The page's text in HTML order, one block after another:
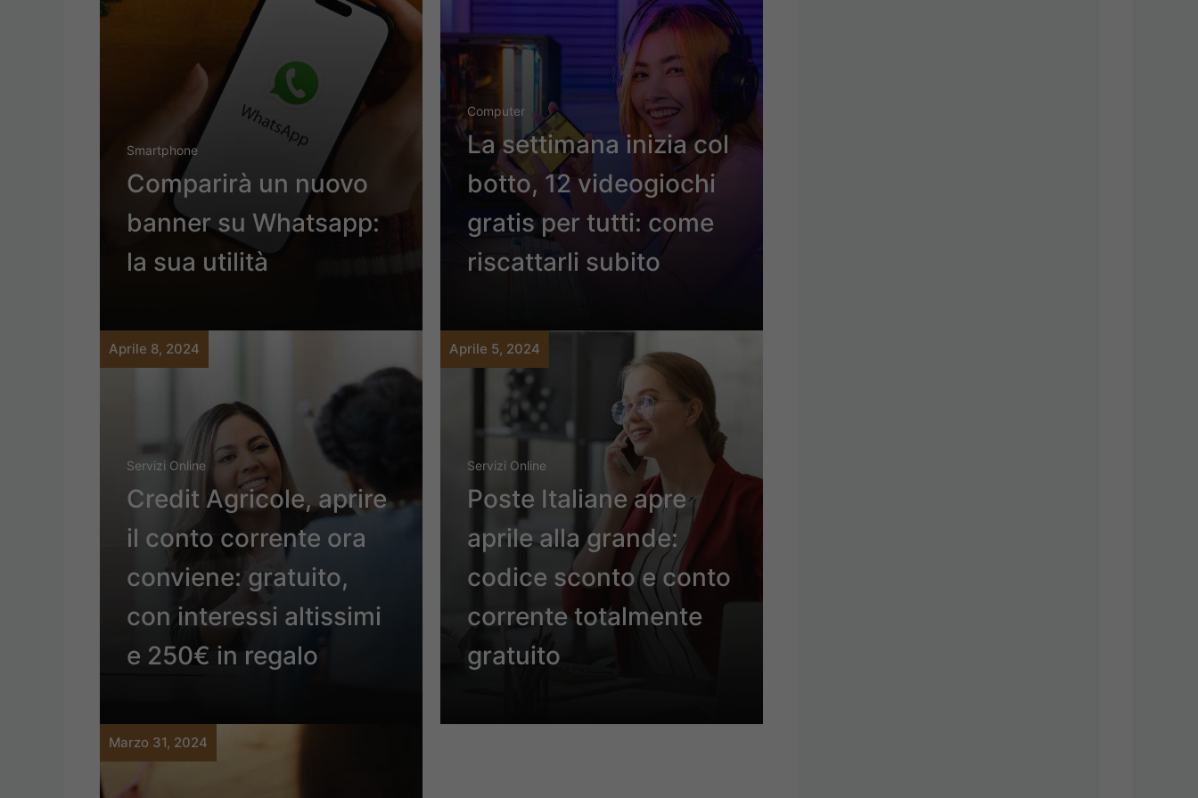
Smartphone
Comparirà un nuovo
banner su Whatsapp:
la sua utilità
Computer
La settimana inizia col
botto, 12 videogiochi
gratis per tutti: come
riscattarli subito
Aprile 8, 2024
Servizi Online
Credit Agricole, aprire
il conto corrente ora
conviene: gratuito,
con interessi altissimi
e 250€ in regalo
Aprile 5, 2024
Servizi Online
Poste Italiane apre
aprile alla grande:
codice sconto e conto
corrente totalmente
gratuito
Marzo 31, 2024